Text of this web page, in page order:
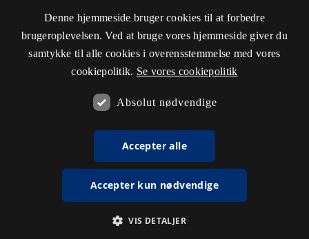
Denne hjemmeside bruger cookies til at forbedre
brugeroplevelsen. Ved at bruge vores hjemmeside giver du
samtykke til alle cookies i overensstemmelse med vores
cookiepolitik. Se vores cookiepolitik
Absolut nødvendige
Accepter alle
Accepter kun nødvendige
VIS DETALJER